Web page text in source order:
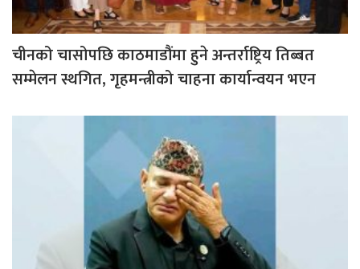
चीनको चासोपछि काठमाडौंमा हुने अन्तर्राष्ट्रिय तिब्बत
सम्मेलन स्थगित, गृहमन्त्रीको चाहना कार्यान्वयन भएन